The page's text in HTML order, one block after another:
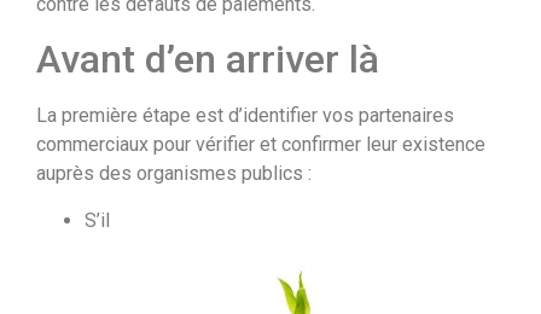
Avant d’en arriver là
La première étape est d’identifier vos partenaires
commerciaux pour vérifier et confirmer leur existence
auprès des organismes publics :
S’il